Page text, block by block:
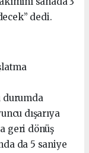
dedi.
durumda
dışarıya
geri dönüş
da 5 saniye